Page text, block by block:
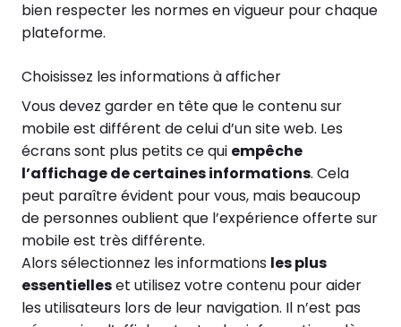
bien respecter les normes en vigueur pour chaque
plateforme.
Choisissez les informations à afficher
Vous devez garder en tête que le contenu sur
mobile est différent de celui d’un site web. Les
écrans sont plus petits ce qui empêche
l’affichage de certaines informations. Cela
peut paraître évident pour vous, mais beaucoup
de personnes oublient que l’expérience offerte sur
mobile est très différente.
Alors sélectionnez les informations les plus
essentielleset utilisez votre contenu pour aider
les utilisateurs lors de leur navigation. Il n’est pas